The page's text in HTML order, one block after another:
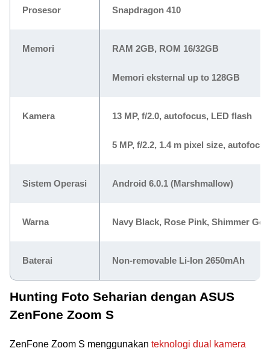
Prosesor Snapdragon 410
Memori RAM 2GB, ROM 16/32GB
Memori eksternal up to 128GB
Kamera 13 MP, f/2.0, autofocus, LED flash
5 MP, f/2.2, 1.4 m pixel size,
Sistem Operasi Android 6.0.1 (Marshmallow)
Warna Navy Black, Rose Pink, Shimmer
Baterai Non-removable Li-Ion 2650mAh
Hunting Foto Seharian dengan ASUS
ZenFone Zoom S
ZenFone Zoom S menggunakan teknologi dual kamera